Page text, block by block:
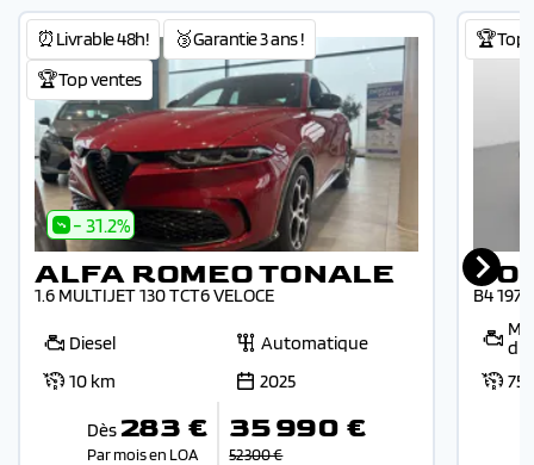
⏰Livrable 48h!
🥉Garantie 3 ans !
🏆Top ventes
- 31.2%
ALFA ROMEO TONALE
1.6 MULTIJET 130 TCT6 VELOCE
Diesel
Automatique
10 km
2025
Dès 283 €
Par mois en LOA
35 990 €
52 300 €
🏆Top
B4 197